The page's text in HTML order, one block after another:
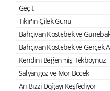
Geçit
Tıkır'ın Çilek Günü
Bahçıvan Köstebek ve
Bahçıvan Köstebek ve Gerçek
Kendini Beğenmiş Tekboynuz
Salyangoz ve Mor Böcek
Arı Bızzi Doğayı Keşfediyor